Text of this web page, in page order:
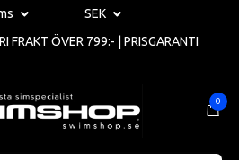
SEK
FRAKT ÖVER 799:- | PRISGARANTI
0